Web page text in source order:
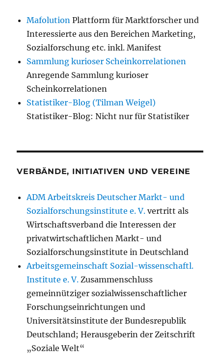
Mafolution Plattform für Marktforscher und
Interessierte aus den Bereichen Marketing,
Sozialforschung etc. inkl. Manifest
Sammlung kurioser Scheinkorrelationen
Anregende Sammlung kurioser
Scheinkorrelationen
Statistiker-Blog (Tilman Weigel)
Statistiker-Blog: Nicht nur für Statistiker
VERBÄNDE, INITIATIVEN UND VEREINE
ADM Arbeitskreis Deutscher Markt- und
Sozialforschungsinstitute e. V. vertritt als
Wirtschaftsverband die Interessen der
privatwirtschaftlichen Markt- und
Sozialforschungsinstitute in Deutschland
Arbeitsgemeinschaft Sozial-wissenschaftl.
Institute e. V. Zusammenschluss
gemeinnütziger sozialwissenschaftlicher
Forschungseinrichtungen und
Universitätsinstitute der Bundesrepublik
Deutschland; Herausgeberin der Zeitschrift
„Soziale Welt“